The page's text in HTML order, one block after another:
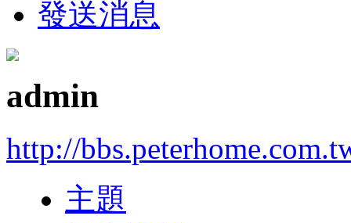
發送消息
admin
http://
主題